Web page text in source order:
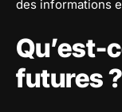
des informations
Qu’est-
futures ?